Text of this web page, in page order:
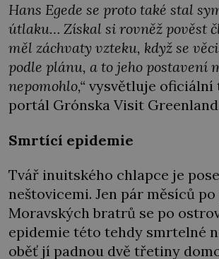
Hans Egede se proto také stal
útlaku… Získal si rovněž pověst
měl záchvaty vzteku, když se
podle plánu, a to jeho postavení
nepomohlo,“ vysvětluje
portál Grónska Visit
Smrtící epidemie
Tvář inuitského chlapce je
neštovicemi. Jen pár měsíců
Moravských bratrů se po
epidemie této tehdy smrtelné
oběť jí padnou dvě třetiny